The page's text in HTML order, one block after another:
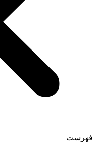
فهرست